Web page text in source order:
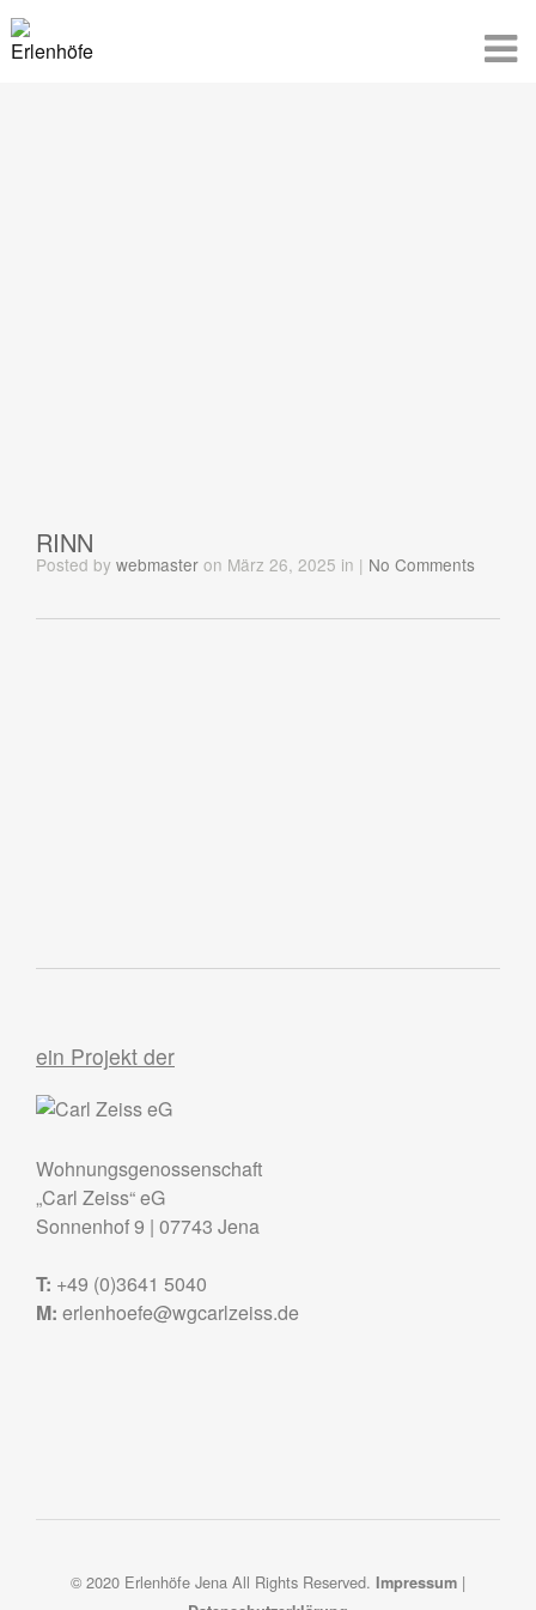
RINN
Posted by webmaster on März 26, 2025 in | No Comments
ein Projekt der
Wohnungsgenossenschaft
„Carl Zeiss“ eG
Sonnenhof 9 | 07743 Jena
T: +49 (0)3641 5040
M: erlenhoefe@wgcarlzeiss.de
© 2020 Erlenhöfe Jena All Rights Reserved. Impressum |